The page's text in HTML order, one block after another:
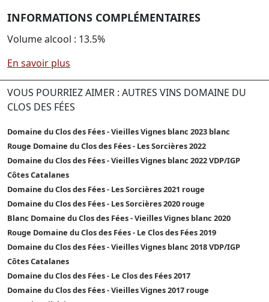
INFORMATIONS COMPLÉMENTAIRES
Volume alcool : 13.5%
En savoir plus
VOUS POURRIEZ AIMER : AUTRES VINS DOMAINE DU
CLOS DES FÉES
Domaine du Clos des Fées - Vieilles Vignes blanc 2023 blanc
Rouge Domaine du Clos des Fées - Les Sorcières 2022
Domaine du Clos des Fées - Vieilles Vignes blanc 2022 VDP/IGP
Côtes Catalanes
Domaine du Clos des Fées - Les Sorcières 2021 rouge
Domaine du Clos des Fées - Les Sorcières 2020 rouge
Blanc Domaine du Clos des Fées - Vieilles Vignes blanc 2020
Rouge Domaine du Clos des Fées - Le Clos des Fées 2019
Domaine du Clos des Fées - Vieilles Vignes blanc 2018 VDP/IGP
Côtes Catalanes
Domaine du Clos des Fées - Le Clos des Fées 2017
Domaine du Clos des Fées - Vieilles Vignes 2017 rouge